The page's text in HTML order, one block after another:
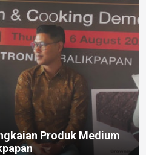
Produk Medium